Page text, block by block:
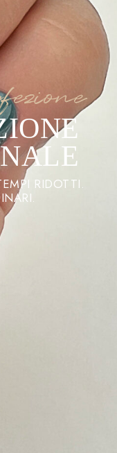
RIDOTTI.